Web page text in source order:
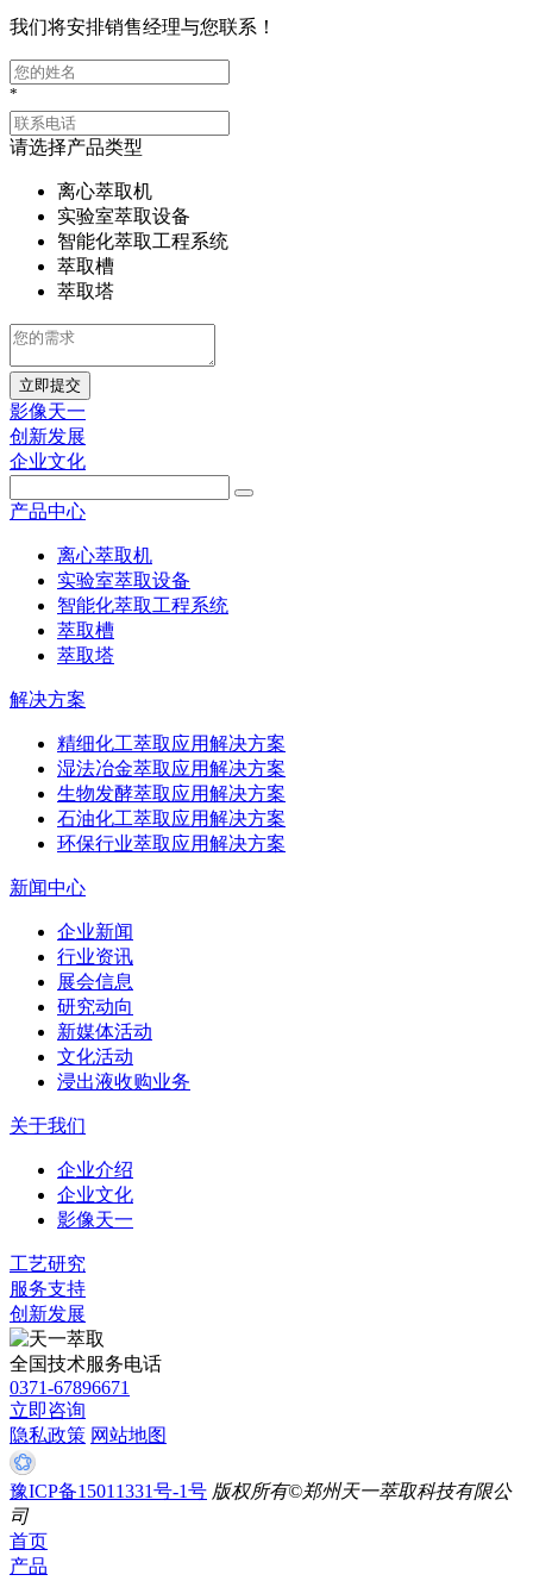
我们将安排销售经理与您联系！
*
请选择产品类型
离心萃取机
实验室萃取设备
智能化萃取工程系统
萃取槽
萃取塔
立即提交
影像天一
创新发展
企业文化
产品中心
离心萃取机
实验室萃取设备
智能化萃取工程系统
萃取槽
萃取塔
解决方案
精细化工萃取应用解决方案
湿法冶金萃取应用解决方案
生物发酵萃取应用解决方案
石油化工萃取应用解决方案
环保行业萃取应用解决方案
新闻中心
企业新闻
行业资讯
展会信息
研究动向
新媒体活动
文化活动
浸出液收购业务
关于我们
企业介绍
企业文化
影像天一
工艺研究
服务支持
创新发展
全国技术服务电话
0371-67896671
立即咨询
隐私政策 网站地图
豫ICP备15011331号-1号 版权所有©郑州天一萃取科技有限公
司
首页
产品